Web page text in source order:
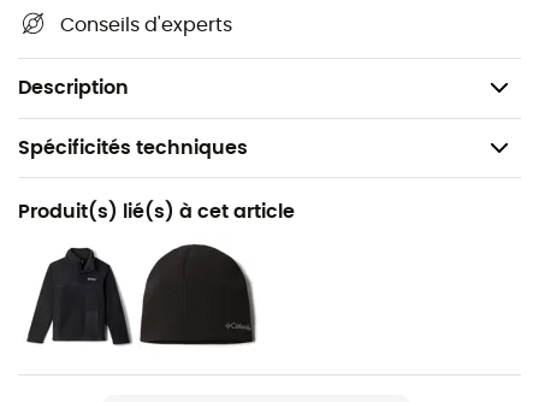
Conseils d'experts
Description
Composition : 100 % nylon 210T à taffetas, 100 %
polyester
Spécificités techniques
Recommandé pour
Randonnée / Trekking / Lifestyle / Sports d'hiver
Genre
Enfant
Nom du produit
Produit(s) lié(s) à cet article